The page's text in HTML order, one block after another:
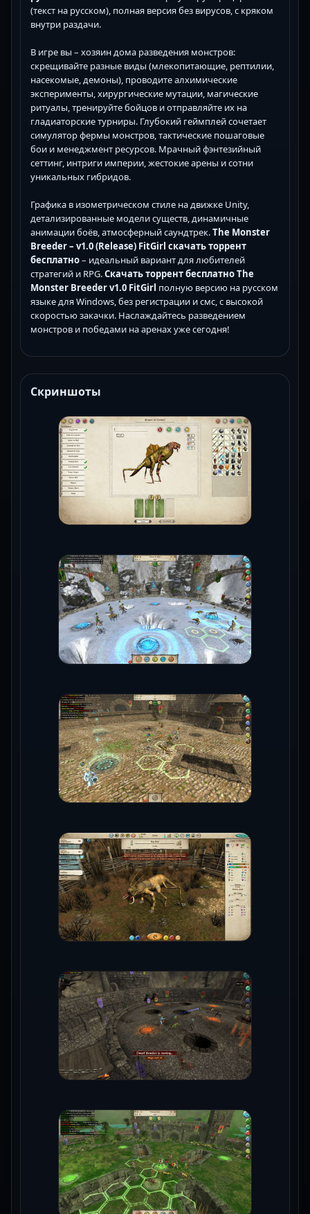
(текст на русском), полная версия без вирусов, с кряком
внутри раздачи.
В игре вы – хозяин дома разведения монстров:
скрещивайте разные виды (млекопитающие, рептилии,
насекомые, демоны), проводите алхимические
эксперименты, хирургические мутации, магические
ритуалы, тренируйте бойцов и отправляйте их на
гладиаторские турниры. Глубокий геймплей сочетает
симулятор фермы монстров, тактические пошаговые
бои и менеджмент ресурсов. Мрачный фэнтезийный
сеттинг, интриги империи, жестокие арены и сотни
уникальных гибридов.
Графика в изометрическом стиле на движке Unity,
детализированные модели существ, динамичные
анимации боёв, атмосферный саундтрек.The Monster
Breeder – v1.0 (Release) FitGirl скачать торрент
бесплатно– идеальный вариант для любителей
стратегий и RPG.Скачать торрент бесплатно The
Monster Breeder v1.0 FitGirl полную версию на русском
языке для Windows, без регистрации и смс, с высокой
скоростью закачки. Наслаждайтесь разведением
монстров и победами на аренах уже сегодня!
Скриншоты